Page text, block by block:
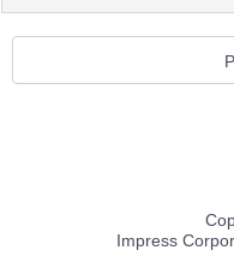
Impress